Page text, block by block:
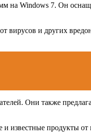
на Windows 7. Он
вирусов и других
Они также
известные продукты от